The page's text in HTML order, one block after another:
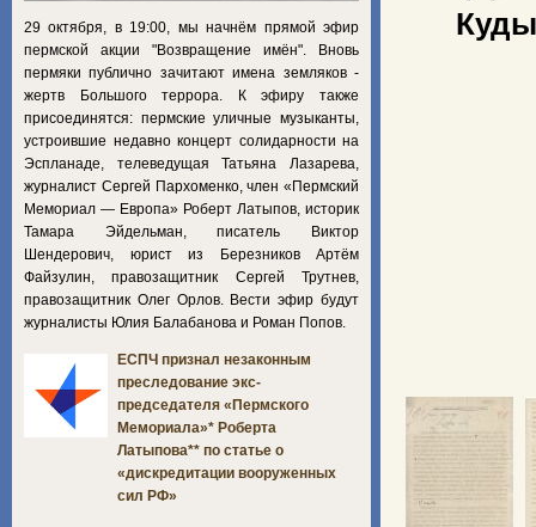
29 октября, в 19:00, мы начнём прямой эфир
пермской акции "Возвращение имён". Вновь
пермяки публично зачитают имена земляков -
жертв Большого террора. К эфиру также
присоединятся: пермские уличные музыканты,
устроившие недавно концерт солидарности на
Эспланаде, телеведущая Татьяна Лазарева,
журналист Сергей Пархоменко, член «Пермский
Мемориал — Европа» Роберт Латыпов, историк
Тамара Эйдельман, писатель Виктор
Шендерович, юрист из Березников Артём
Файзулин, правозащитник Сергей Трутнев,
правозащитник Олег Орлов. Вести эфир будут
журналисты Юлия Балабанова и Роман Попов.
ЕСПЧ признал незаконным
преследование экс-
председателя «Пермского
Мемориала»* Роберта
Латыпова** по статье о
«дискредитации вооруженных
сил РФ»